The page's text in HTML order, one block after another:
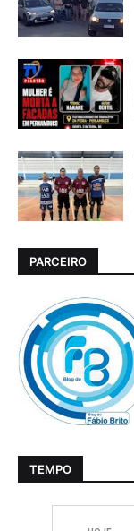
PARCEIRO
TEMPO